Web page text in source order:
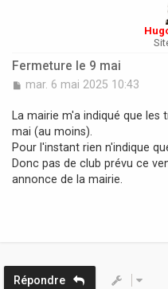
Fermeture le 9 mai
M
s
a
g
e
mar. 6 mai 2025 10:43
La mairie m'a indiqué que
mai (au moins).
Pour l'instant rien n'indique
Donc pas de club prévu ce
annonce de la mairie.
Répondre